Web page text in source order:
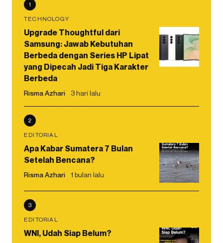
1
TECHNOLOGY
Upgrade Thoughtful dari
Samsung: Jawab Kebutuhan
Berbeda dengan Series HP Lipat
yang Dipecah Jadi Tiga Karakter
Berbeda
Risma Azhari 3 hari lalu
2
EDITORIAL
Apa Kabar Sumatera 7 Bulan
Setelah Bencana?
Risma Azhari 1 bulan lalu
3
EDITORIAL
WNI, Udah Siap Belum?